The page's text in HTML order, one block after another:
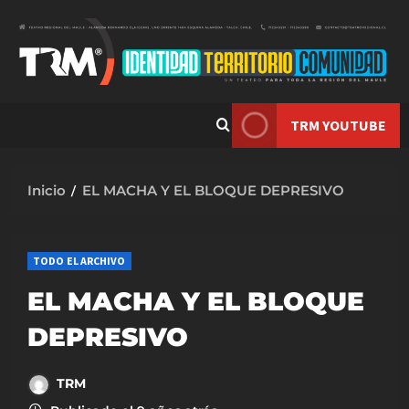
contenido
TRM YOUTUBE
Inicio EL MACHA Y EL BLOQUE DEPRESIVO
TODO EL ARCHIVO
EL MACHA Y EL BLOQUE
DEPRESIVO
TRM